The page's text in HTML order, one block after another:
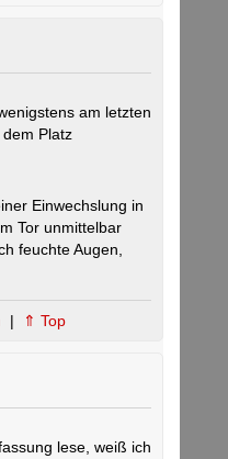
am letzten
Platz
Einwechslung in
Tor unmittelbar
feuchte Augen,
| ⇑ Top
lese, weiß ich